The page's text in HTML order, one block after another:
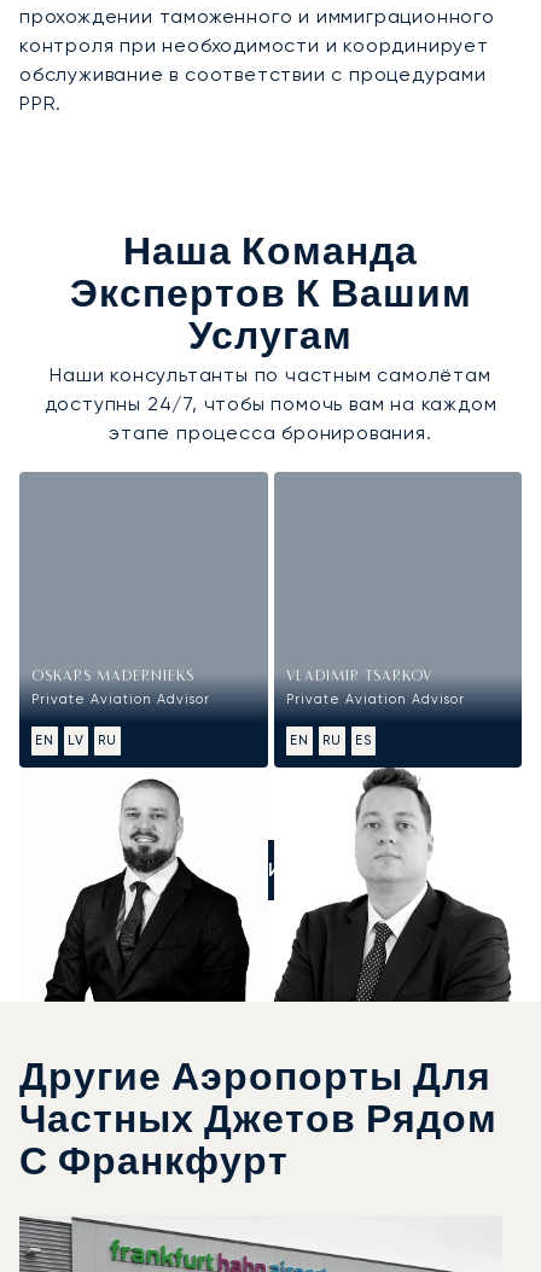
прохождении таможенного и иммиграционного
контроля при необходимости и координирует
обслуживание в соответствии с процедурами
PPR.
Наша Команда
Экспертов К Вашим
Услугам
Наши консультанты по частным самолётам
доступны 24/7, чтобы помочь вам на каждом
этапе процесса бронирования.
OSKARS MADERNIEKS
Private Aviation Advisor
EN LV RU
VLADIMIR TSARKOV
Private Aviation Advisor
EN RU ES
ПОЗВОНИТЕ НАМ
Другие Аэропорты Для
Частных Джетов Рядом
С Франкфурт